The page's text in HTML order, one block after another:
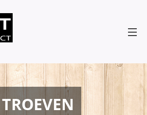
TROEVEN